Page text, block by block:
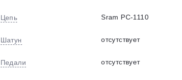
Цепь Sram PC-1110
Шатун отсутствует
Педали отсутствует